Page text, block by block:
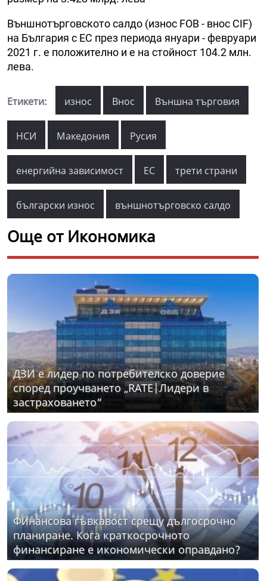
Външнотърговското салдо (износ FOB - внос CIF)
на България с ЕС през периода януари - февруари
2021 г. е положително и е на стойност 104.2 млн.
лева.
Етикети: износ Внос Външна търговия
НСИ Македония Русия
енергийна зависимост ЕС трети страни
български износ външнотърговско салдо
Още от Икономика
ДЗИ е лидер по потребителско доверие
според проучването „RATE|Лидери в
застраховането“
Финансова гъвкавост срещу дългосрочно
планиране. Кога краткосрочното
финансиране е икономически оправдано?